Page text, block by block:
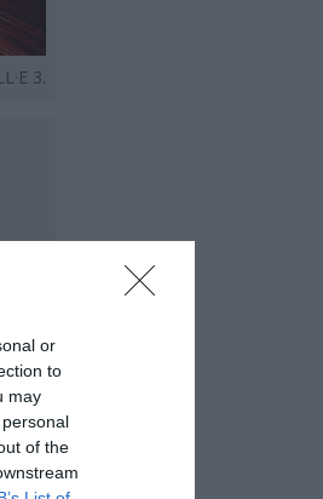
or
to
may
of the
3.